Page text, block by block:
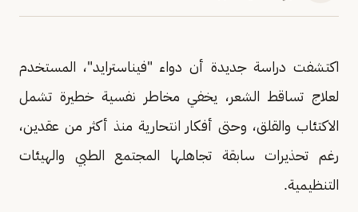
اكتشفت دراسة جديدة أن دواء "فيناسترايد"، المستخدم
لعلاج تساقط الشعر، يخفي مخاطر نفسية خطيرة تشمل
الاكتئاب والقلق، وحتى أفكار انتحارية منذ أكثر من عقدين،
رغم تحذيرات سابقة تجاهلها المجتمع الطبي والهيئات
التنظيمية.